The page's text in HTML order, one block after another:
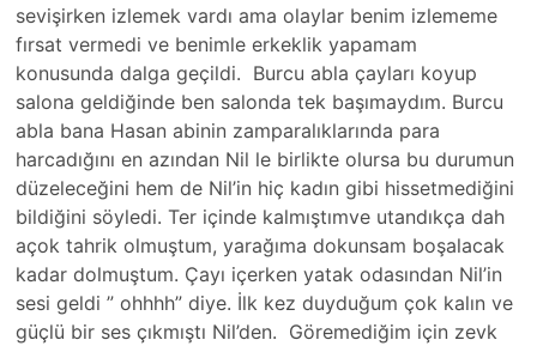
sevişirken izlemek vardı ama olaylar benim izlememe
fırsat vermedi ve benimle erkeklik yapamam
konusunda dalga geçildi. Burcu abla çayları koyup
salona geldiğinde ben salonda tek başımaydım. Burcu
abla bana Hasan abinin zamparalıklarında para
harcadığını en azından Nil le birlikte olursa bu durumun
düzeleceğini hem de Nil’in hiç kadın gibi hissetmediğini
bildiğini söyledi. Ter içinde kalmıştımve utandıkça dah
açok tahrik olmuştum, yarağıma dokunsam boşalacak
kadar dolmuştum. Çayı içerken yatak odasından Nil’in
sesi geldi ” ohhhh” diye. İlk kez duyduğum çok kalın ve
güçlü bir ses çıkmıştı Nil’den. Göremediğim için zevk